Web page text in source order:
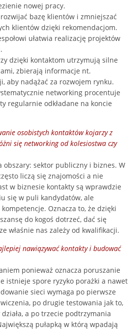
nowej pracy.
bazę klientów i zmniejszać
klientów dzięki rekomendacjom.
ułatwia realizację projektów
dzięki kontaktom utrzymują silne
zbierają informacje nt.
aby nadążać za rozwojem rynku.
networking procentuje
regularnie odkładane na koncie
osobistych kontaktów kojarzy z
się networking od kolesiostwa czy
sektor publiczny i biznes. W
liczą się znajomości a nie
w biznesie kontakty są wprawdzie
się w puli kandydatów, ale
Oznacza to, że dzięki
do kogoś dotrzeć, dać się
właśnie nas zależy od kwalifikacji.
nawiązywać kontakty i budować
ponieważ oznacza poruszanie
istnieje spore ryzyko porażki a nawet
sieci wymaga po pierwsze
po drugie testowania jak to,
a po trzecie podtrzymania
pułapką w którą wpadają